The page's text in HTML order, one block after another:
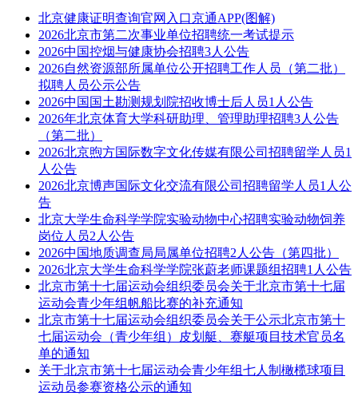
北京健康证明查询官网入口京通APP(图解)
2026北京市第二次事业单位招聘统一考试提示
2026中国控烟与健康协会招聘3人公告
2026自然资源部所属单位公开招聘工作人员（第二批）
拟聘人员公示公告
2026中国国土勘测规划院招收博士后人员1人公告
2026年北京体育大学科研助理、管理助理招聘3人公告
（第二批）
2026北京煦方国际数字文化传媒有限公司招聘留学人员1
人公告
2026北京博声国际文化交流有限公司招聘留学人员1人公
告
北京大学生命科学学院实验动物中心招聘实验动物饲养
岗位人员2人公告
2026中国地质调查局局属单位招聘2人公告（第四批）
2026北京大学生命科学学院张蔚老师课题组招聘1人公告
北京市第十七届运动会组织委员会关于北京市第十七届
运动会青少年组帆船比赛的补充通知
北京市第十七届运动会组织委员会关于公示北京市第十
七届运动会（青少年组）皮划艇、赛艇项目技术官员名
单的通知
关于北京市第十七届运动会青少年组七人制橄榄球项目
运动员参赛资格公示的通知